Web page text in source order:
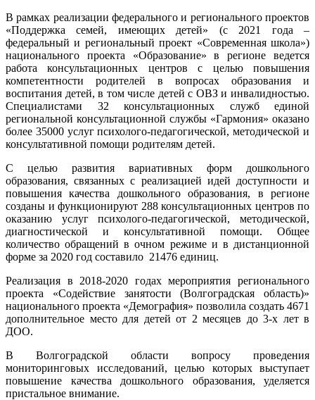
В рамках реализации федерального и регионального проектов
«Поддержка семей, имеющих детей» (с 2021 года –
федеральный и региональный проект «Современная школа»)
национального проекта «Образование» в регионе ведется
работа консультационных центров с целью повышения
компетентности родителей в вопросах образования и
воспитания детей, в том числе детей с ОВЗ и инвалидностью.
Специалистами 32 консультационных служб единой
региональной консультационной службы «Гармония» оказано
более 35000 услуг психолого-педагогической, методической и
консультативной помощи родителям детей.
С целью развития вариативных форм дошкольного
образования, связанных с реализацией идей доступности и
повышения качества дошкольного образования, в регионе
созданы и функционируют 288 консультационных центров по
оказанию услуг психолого-педагогической, методической,
диагностической и консультативной помощи. Общее
количество обращений в очном режиме и в дистанционной
форме за 2020 год составило 21476 единиц.
Реализация в 2018-2020 годах мероприятия регионального
проекта «Содействие занятости (Волгоградская область)»
национального проекта «Демография» позволила создать 4671
дополнительное место для детей от 2 месяцев до 3-х лет в
ДОО.
В Волгоградской области вопросу проведения
мониторинговых исследований, целью которых выступает
повышение качества дошкольного образования, уделяется
пристальное внимание.